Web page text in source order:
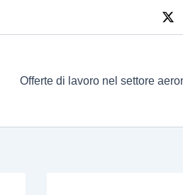
Offerte di lavoro nel settore